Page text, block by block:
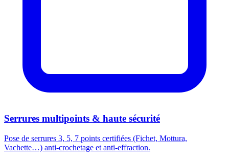
Serrures multipoints & haute sécurité
Pose de serrures 3, 5, 7 points certifiées (Fichet, Mottura,
Vachette…) anti-crochetage et anti-effraction.